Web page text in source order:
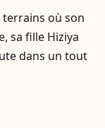
terrains où son
sa fille Hiziya
dans un tout